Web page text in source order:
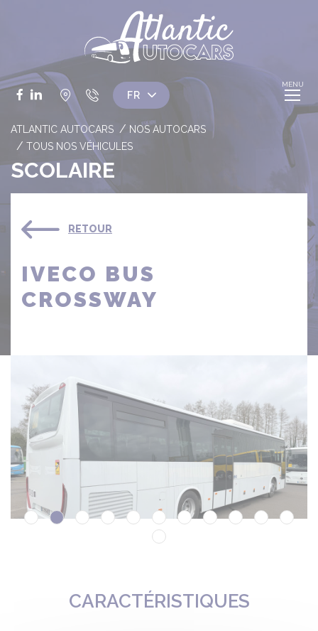
Facebook
LinkedIn
ATLANTIC AUTOCARS
NOS AUTOCARS
TOUS NOS VÉHICULES
SCOLAIRE
RETOUR
IVECO BUS
CROSSWAY
CARACTÉRISTIQUES
Panneau de gestion des cookies